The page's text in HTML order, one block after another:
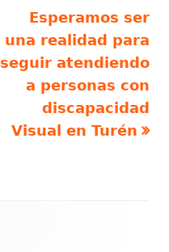
Artículo
siguiente
Esperamos ser
una realidad para
seguir atendiendo
a personas con
discapacidad
Visual en Turén